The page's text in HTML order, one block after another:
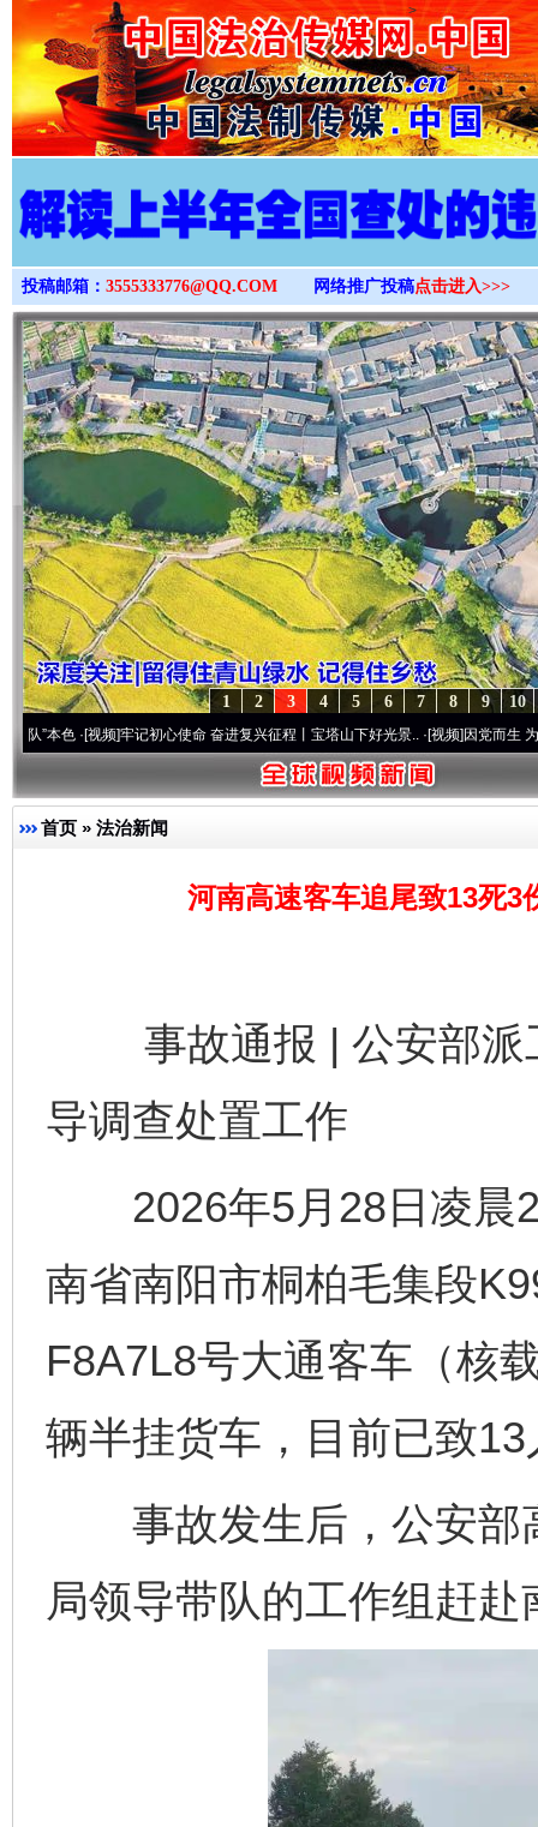
>
投稿邮箱： 3555333776@QQ.COM 网络推广投稿点击进入>>>
10
9
8
7
6
5
4
3
2
1
·[视频]牢记初心使命 奋进复兴征程丨宝塔山下好光景..·[视频]因党而生 为党而战——
首页 » 法治新闻
河南高速客车追尾致13死3
事故通报 | 公安部派
导调查处置工作
2026年5月28日凌晨2
南省南阳市桐柏毛集段
F8A7L8号大通客车（核
辆半挂货车，目前已致
事故发生后，公安部
局领导带队的工作组赶